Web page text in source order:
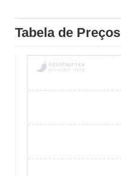
Tabela de Preços